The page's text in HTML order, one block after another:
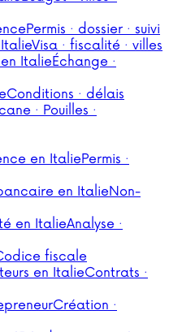
Permis · dossier · suivi
Visa · fiscalité · villes
ItalieÉchange ·
Conditions · délais
· Pouilles ·
en ItaliePermis ·
en ItalieNon-
en ItalieAnalyse ·
fiscale
en ItalieContrats ·
Création ·